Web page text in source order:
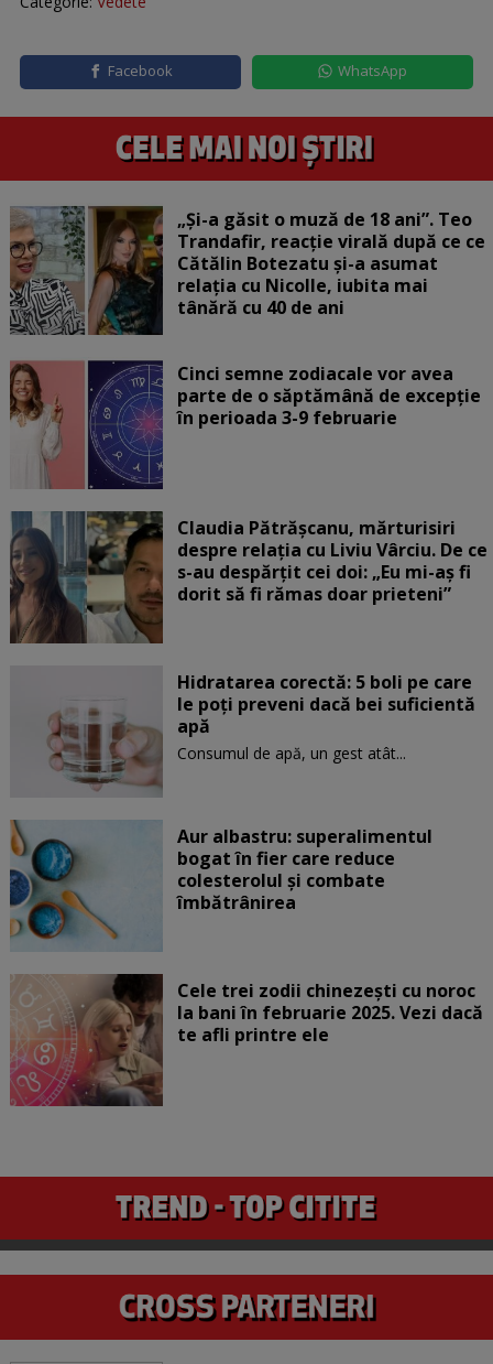
Facebook WhatsApp
„Și-a găsit o muză de 18 ani”. Teo
Trandafir, reacție virală după ce ce
Cătălin Botezatu și-a asumat
relația cu Nicolle, iubita mai
tânără cu 40 de ani
Cinci semne zodiacale vor avea
parte de o săptămână de excepție
în perioada 3-9 februarie
Claudia Pătrășcanu, mărturisiri
despre relația cu Liviu Vârciu. De ce
s-au despărțit cei doi: „Eu mi-aș fi
dorit să fi rămas doar prieteni”
Hidratarea corectă: 5 boli pe care
le poți preveni dacă bei suficientă
apă
Consumul de apă, un gest atât...
Aur albastru: superalimentul
bogat în fier care reduce
colesterolul și combate
îmbătrânirea
Cele trei zodii chinezești cu noroc
la bani în februarie 2025. Vezi dacă
te afli printre ele